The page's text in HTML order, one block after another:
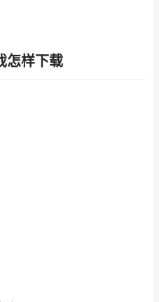
怎样下载